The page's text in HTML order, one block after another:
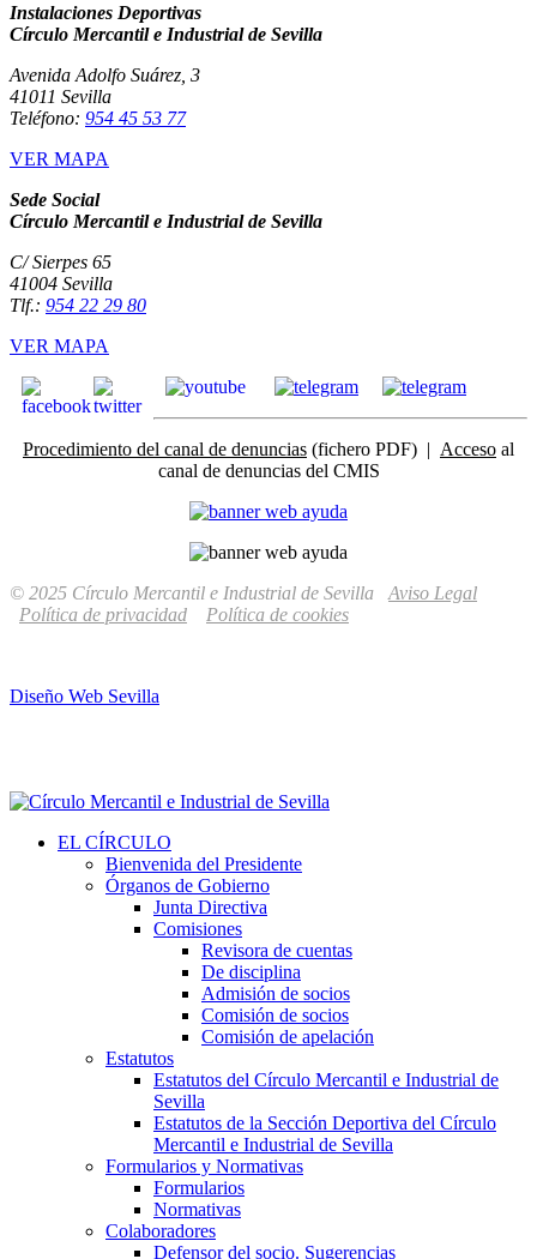
Instalaciones Deportivas
Círculo Mercantil e Industrial de Sevilla
Avenida Adolfo Suárez, 3
41011 Sevilla
Teléfono: 954 45 53 77
VER MAPA
Sede Social
Círculo Mercantil e Industrial de Sevilla
C/ Sierpes 65
41004 Sevilla
Tlf.: 954 22 29 80
VER MAPA
Procedimiento del canal de denuncias (fichero PDF) | Acceso al
canal de denuncias del CMIS
© 2025 Círculo Mercantil e Industrial de Sevilla Aviso Legal
Política de privacidad
Política de cookies
Diseño Web Sevilla
EL CÍRCULO
Bienvenida del Presidente
Órganos de Gobierno
Junta Directiva
Comisiones
Revisora de cuentas
De disciplina
Admisión de socios
Comisión de socios
Comisión de apelación
Estatutos
Estatutos del Círculo Mercantil e Industrial de
Sevilla
Estatutos de la Sección Deportiva del Círculo
Mercantil e Industrial de Sevilla
Formularios y Normativas
Formularios
Normativas
Colaboradores
Defensor del socio. Sugerencias